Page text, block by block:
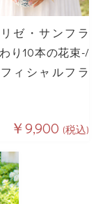
ゼ・サンフラ
り10本の花束-/
ィシャルフラ
￥9,900 (税込)